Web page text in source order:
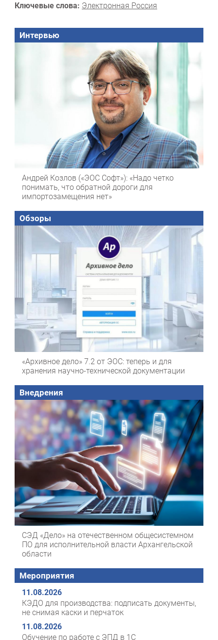
Ключевые слова: Электронная Россия
Интервью
Андрей Козлов («ЭОС Софт»): «Надо четко
понимать, что обратной дороги для
импортозамещения нет»
Обзоры
«Архивное дело» 7.2 от ЭОС: теперь и для
хранения научно-технической документации
Внедрения
СЭД «Дело» на отечественном общесистемном
ПО для исполнительной власти Архангельской
области
Мероприятия
11.08.2026
КЭДО для производства: подписать документы,
не снимая каски и перчаток
11.08.2026
Обучение по работе с ЭПД в 1С